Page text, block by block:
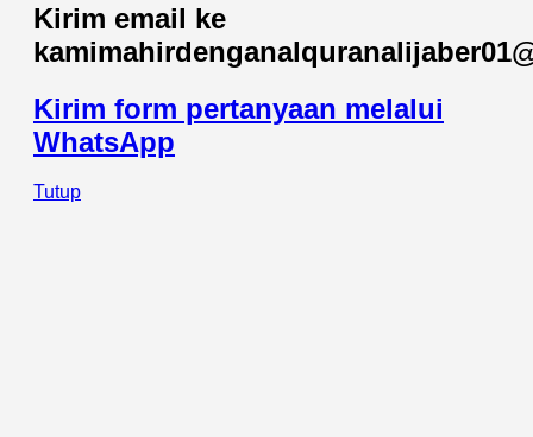
Kirim email ke
kami
Kirim form pertanyaan melalui
WhatsApp
Tutup